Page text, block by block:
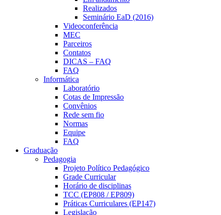
Realizados
Seminário EaD (2016)
Videoconferência
MEC
Parceiros
Contatos
DICAS – FAQ
FAQ
Informática
Laboratório
Cotas de Impressão
Convênios
Rede sem fio
Normas
Equipe
FAQ
Graduação
Pedagogia
Projeto Político Pedagógico
Grade Curricular
Horário de disciplinas
TCC (EP808 / EP809)
Práticas Curriculares (EP147)
Legislação